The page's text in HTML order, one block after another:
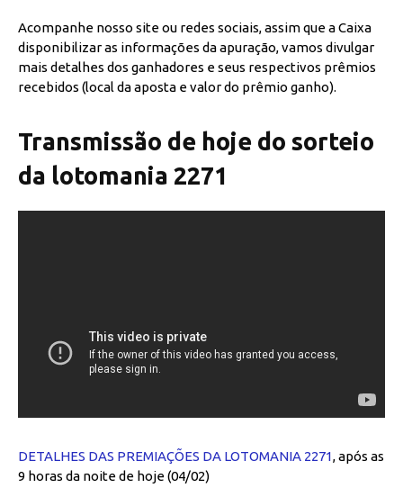
Acompanhe nosso site ou redes sociais, assim que a Caixa
disponibilizar as informações da apuração, vamos divulgar
mais detalhes dos ganhadores e seus respectivos prêmios
recebidos (local da aposta e valor do prêmio ganho).
Transmissão de hoje do sorteio
da lotomania 2271
DETALHES DAS PREMIAÇÕES DA LOTOMANIA 2271, após as
9 horas da noite de hoje (04/02)